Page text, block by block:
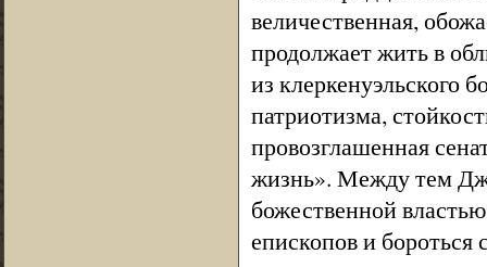
величественная,
продолжает жить в
из клеркенуэльского
патриотизма,
провозглашенная
жизнь». Между тем
божественной
епископов и бороться